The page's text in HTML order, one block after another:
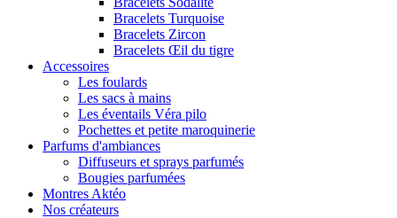
Bracelets Turquoise
Bracelets Zircon
Bracelets Œil du tigre
Accessoires
Les foulards
Les sacs à mains
Les éventails Véra pilo
Pochettes et petite maroquinerie
Parfums d'ambiances
Diffuseurs et sprays parfumés
Bougies parfumées
Montres Aktéo
Nos créateurs